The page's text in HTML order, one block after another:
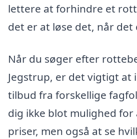
lettere at forhindre et
det er at løse det, når
Når du søger efter
Jegstrup, er det vigtigt at
tilbud fra forskellige
dig ikke blot mulighed for
priser, men også at se